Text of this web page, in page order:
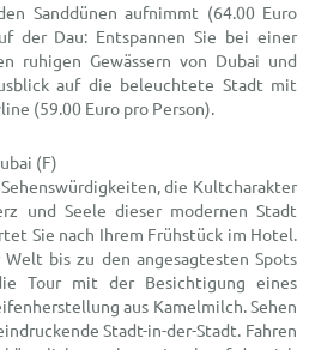
Sanddünen aufnimmt (64.00 Euro
der Dau: Entspannen Sie bei einer
ruhigen Gewässern von Dubai und
auf die beleuchtete Stadt mit
(59.00 Euro pro Person).
(F)
die Kultcharakter
und Seele dieser modernen Stadt
Sie nach Ihrem Frühstück im Hotel.
bis zu den angesagtesten Spots
Tour mit der Besichtigung eines
aus Kamelmilch. Sehen
Stadt-in-der-Stadt. Fahren